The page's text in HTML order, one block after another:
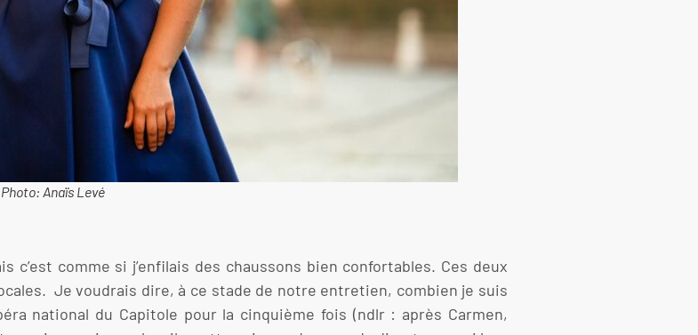
Anaïs Levé
c’est comme si j’enfilais des chaussons bien confortables. Ces deux
Je voudrais dire, à ce stade de notre entretien, combien je suis
national du Capitole pour la cinquième fois (ndlr : après Carmen,